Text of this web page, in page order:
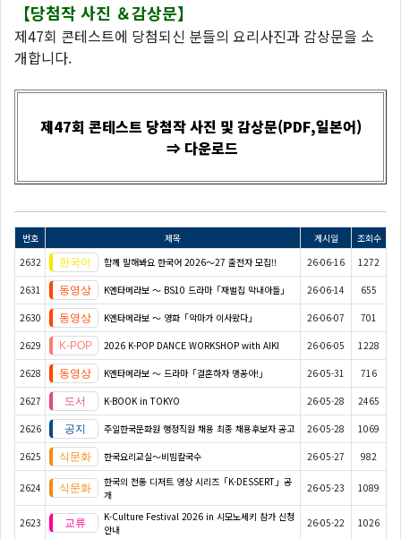
【당첨작 사진 ＆감상문】
제47회 콘테스트에 당첨되신 분들의 요리사진과 감상문을 소
개합니다.
제47회 콘테스트 당첨작 사진 및 감상문(PDF,일본어)
⇒ 다운로드
번호 제목 게시일
조회수
2632
함께 말해봐요 한국어 2026～27 출전자 모집!! 26-06-16 1272
2631 K엔타메라보 ～ BS10 드라마「재벌집 막내아들」 26-06-14 655
2630 K엔타메라보 ～ 영화「악마가 이사왔다」 26-06-07 701
2629 2026 K-POP DANCE WORKSHOP with AIKI 26-06-05 1228
2628 K엔타메라보 ～ 드라마「결혼하자 맹꽁아!」 26-05-31 716
2627 K-BOOK in TOKYO 26-05-28 2465
2626 주일한국문화원 행정직원 채용 최종 채용후보자 공고 26-05-28 1069
2625 한국요리교실〜비빔칼국수 26-05-27 982
2624
한국의 전통 디저트 영상 시리즈「K-DESSERT」공
개
26-05-23 1089
2623
K-Culture Festival 2026 in 시모노세키 참가 신청
안내
26-05-22 1026